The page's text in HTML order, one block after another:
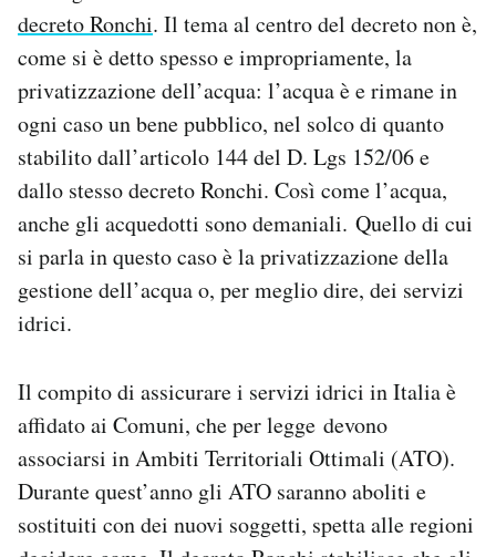
decreto Ronchi. Il tema al centro del decreto non è,
come si è detto spesso e impropriamente, la
privatizzazione dell’acqua: l’acqua è e rimane in
ogni caso un bene pubblico, nel solco di quanto
stabilito dall’articolo 144 del D. Lgs 152/06 e
dallo stesso decreto Ronchi. Così come l’acqua,
anche gli acquedotti sono demaniali. Quello di cui
si parla in questo caso è la privatizzazione della
gestione dell’acqua o, per meglio dire, dei servizi
idrici.
Il compito di assicurare i servizi idrici in Italia è
affidato ai Comuni, che per legge devono
associarsi in Ambiti Territoriali Ottimali (ATO).
Durante quest’anno gli ATO saranno aboliti e
sostituiti con dei nuovi soggetti, spetta alle regioni